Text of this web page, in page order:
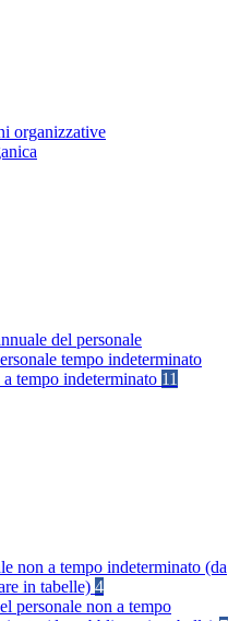
organizzative
del personale
tempo indeterminato
a tempo indeterminato 11
non a tempo indeterminato (da
in tabelle) 4
personale non a tempo